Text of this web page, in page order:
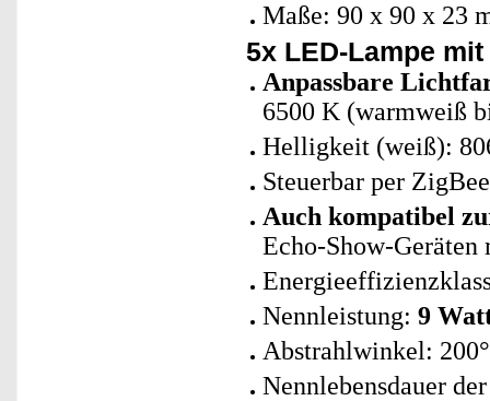
Maße: 90 x 90 x 23
5x LED-Lampe
Anpassbare
6500 K (warmweiß
Helligkeit (weiß):
Steuerbar per
Auch kompatibel
Echo-Show-
Nennleistung: 9
Abstrahlwinkel: 200°
Nennlebensdauer